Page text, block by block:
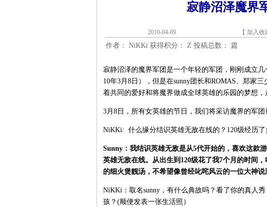
寂静沼泽魔界
2010-04-09 【 加入收
作者： NiKKi 获得积分： Z 投稿总数： 篇
寂静沼泽的魔界军团是一个年轻的军团，刚刚成立
10年3月8日），但是在sunny团长和ROMAS、郑家
着共同的爱好和将魔界做成全球英雄的乐园的梦想，
3月8日，所有女英雄的节日，我们将采访魔界的军
NiKKi: 什么缘分结识英雄无敌在线的？120级经历了
Sunny：我结识英雄无敌是从5代开始的，喜欢这款
英雄无敌在线。从出生到120级花了我7个月的时间
的细火煲靓汤，不希望像曾经叱咤风云的一位大神说
NiKKi：取名sunny，有什么典故吗？看了你的真人
孩？(顺便发表一张生活照）